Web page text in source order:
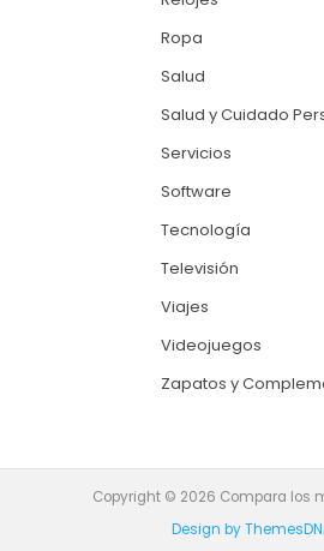
Ropa
Salud
Salud y Cuidado
Servicios
Software
Tecnología
Televisión
Viajes
Videojuegos
Zapatos y
Copyright © 2026 Compara los
Design by